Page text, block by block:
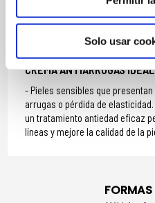
Solo usar
Aplicar mañana y/o noche
Extender sobre rostro, cuello y
masaje hasta su completa
CREMA ANTIARRUGAS
Pieles sensibles que
arrugas o pérdida de
un tratamiento antiedad eficaz
líneas y mejore la calidad de la